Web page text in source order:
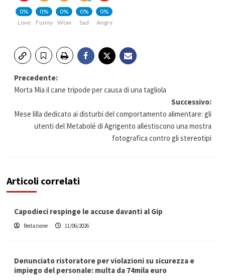
0%
Love
0%
Funny
0%
Wow
0%
Sad
0%
Angry
Navigazione
Precedente:
Morta Mia il cane tripode per causa di una tagliola
Successivo:
Mese lilla dedicato ai disturbi del comportamento alimentare: gli
utenti del Metabolé di Agrigento allestiscono una mostra
fotografica contro gli stereotipi
Articoli correlati
Capodieci respinge le accuse davanti al Gip
Redazione 11/06/2026
Denunciato ristoratore per violazioni su sicurezza e
impiego del personale: multa da 74mila euro